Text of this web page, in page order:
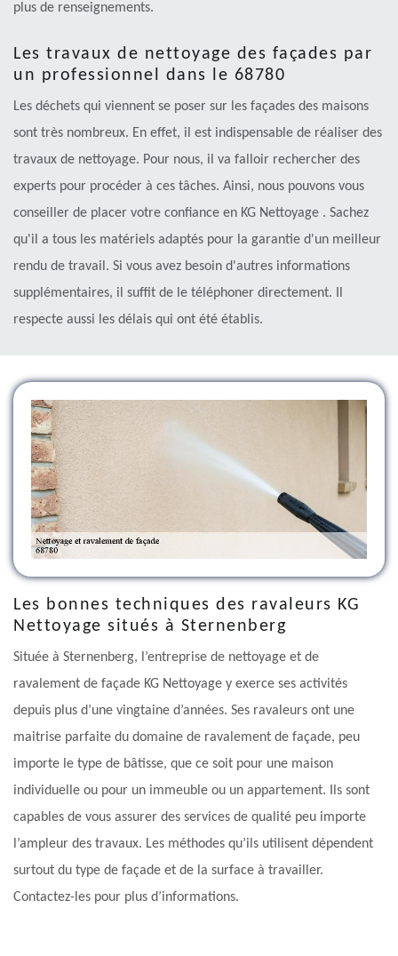
plus de renseignements.
Les travaux de nettoyage des façades par
un professionnel dans le 68780
Les déchets qui viennent se poser sur les façades des maisons
sont très nombreux. En effet, il est indispensable de réaliser des
travaux de nettoyage. Pour nous, il va falloir rechercher des
experts pour procéder à ces tâches. Ainsi, nous pouvons vous
conseiller de placer votre confiance en KG Nettoyage . Sachez
qu'il a tous les matériels adaptés pour la garantie d'un meilleur
rendu de travail. Si vous avez besoin d'autres informations
supplémentaires, il suffit de le téléphoner directement. Il
respecte aussi les délais qui ont été établis.
Les bonnes techniques des ravaleurs KG
Nettoyage situés à Sternenberg
Située à Sternenberg, l’entreprise de nettoyage et de
ravalement de façade KG Nettoyage y exerce ses activités
depuis plus d’une vingtaine d’années. Ses ravaleurs ont une
maitrise parfaite du domaine de ravalement de façade, peu
importe le type de bâtisse, que ce soit pour une maison
individuelle ou pour un immeuble ou un appartement. Ils sont
capables de vous assurer des services de qualité peu importe
l’ampleur des travaux. Les méthodes qu’ils utilisent dépendent
surtout du type de façade et de la surface à travailler.
Contactez-les pour plus d’informations.